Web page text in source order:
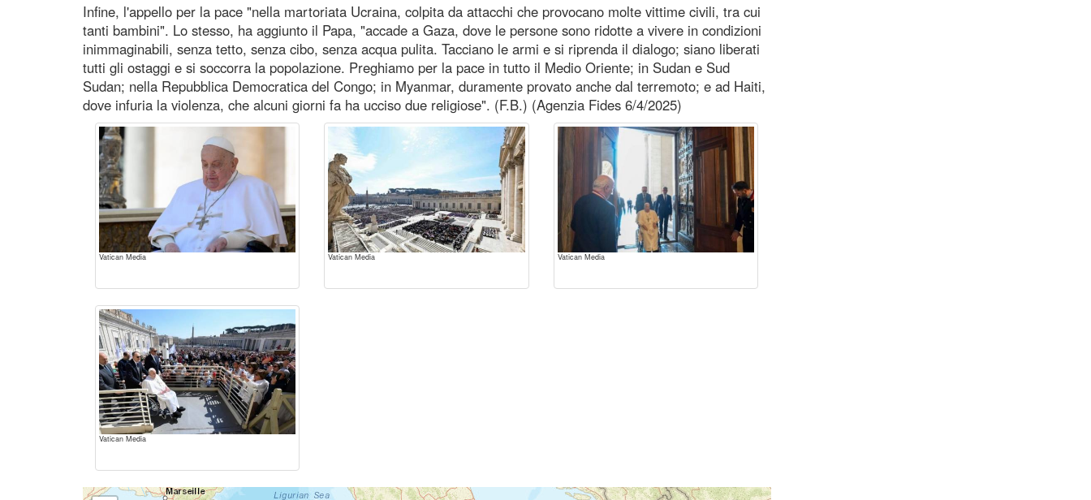
Infine, l'appello per la pace "nella martoriata Ucraina, colpita da attacchi che provocano molte vittime civili, tra cui
tanti bambini". Lo stesso, ha aggiunto il Papa, "accade a Gaza, dove le persone sono ridotte a vivere in condizioni
inimmaginabili, senza tetto, senza cibo, senza acqua pulita. Tacciano le armi e si riprenda il dialogo; siano liberati
tutti gli ostaggi e si soccorra la popolazione. Preghiamo per la pace in tutto il Medio Oriente; in Sudan e Sud
Sudan; nella Repubblica Democratica del Congo; in Myanmar, duramente provato anche dal terremoto; e ad Haiti,
dove infuria la violenza, che alcuni giorni fa ha ucciso due religiose". (F.B.) (Agenzia Fides 6/4/2025)
Vatican Media Vatican Media Vatican Media
Vatican Media